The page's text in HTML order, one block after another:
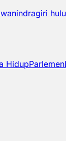
indragiri hulu
HidupParlemen